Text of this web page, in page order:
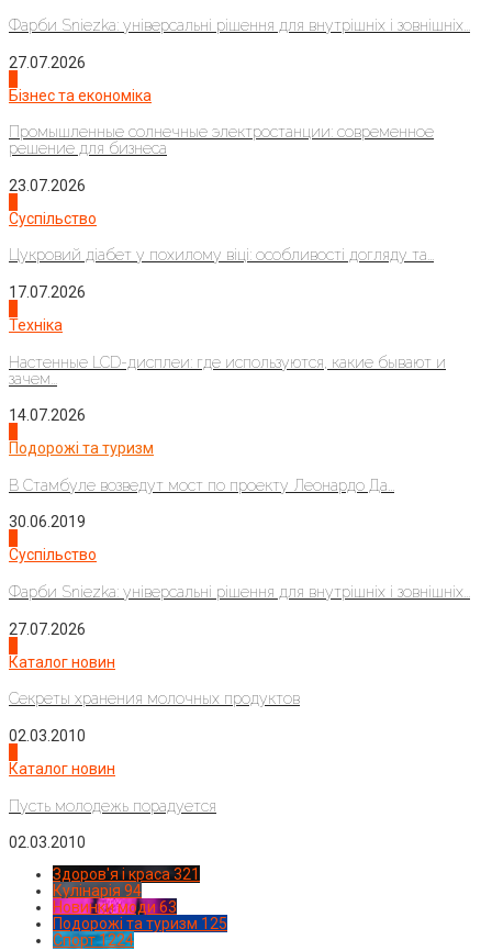
Фарби Sniezka: універсальні рішення для внутрішніх і зовнішніх...
27.07.2026
Бізнес та економіка
Промышленные солнечные электростанции: современное
решение для бизнеса
23.07.2026
Суспільство
Цукровий діабет у похилому віці: особливості догляду та...
17.07.2026
Техніка
Настенные LCD-дисплеи: где используются, какие бывают и
зачем...
14.07.2026
Подорожі та туризм
В Стамбуле возведут мост по проекту Леонардо Да...
30.06.2019
Суспільство
Фарби Sniezka: універсальні рішення для внутрішніх і зовнішніх...
27.07.2026
Каталог новин
Секреты хранения молочных продуктов
02.03.2010
Каталог новин
Пусть молодежь порадуется
02.03.2010
Здоров'я і краса 321
Кулінарія 94
Новинки моди 63
Подорожі та туризм 125
Спорт1224